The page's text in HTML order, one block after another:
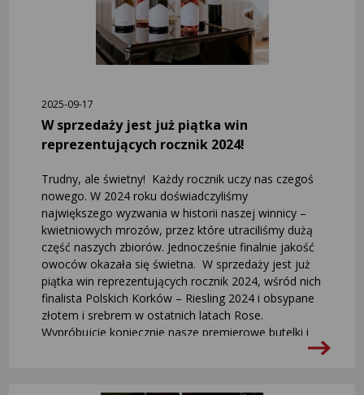
2025-09-17
W sprzedaży jest już piątka win
reprezentujących rocznik 2024!
Trudny, ale świetny! Każdy rocznik uczy nas czegoś
nowego. W 2024 roku doświadczyliśmy
największego wyzwania w historii naszej winnicy –
kwietniowych mrozów, przez które utraciliśmy dużą
część naszych zbiorów. Jednocześnie finalnie jakość
owoców okazała się świetna. W sprzedaży jest już
piątka win reprezentujących rocznik 2024, wśród nich
finalista Polskich Korków – Riesling 2024 i obsypane
złotem i srebrem w ostatnich latach Rose.
Wypróbujcie koniecznie nasze premierowe butelki i
znajdźcie w nich coś więcej, niż balans, złożoność i